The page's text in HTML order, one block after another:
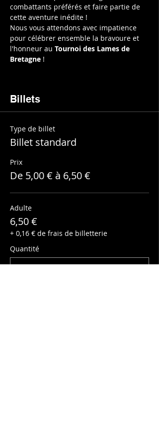
combattants préférés et faire partie de
cette aventure inédite !
Nous vous attendons avec impatience
pour célébrer ensemble la bravoure et
l'honneur au Tournoi des Lames de
Bretagne !
Billets
Type de billet
Billet standard
Prix
De 5,00 € à 6,50 €
Adulte
6,50 €
+ 0,16 € de frais de billetterie
Quantité